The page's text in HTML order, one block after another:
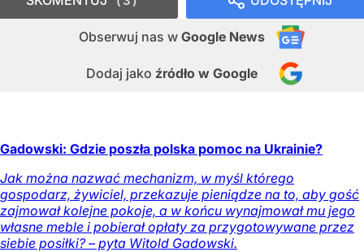
Obserwuj nas w Google News
Dodaj jako źródło w Google
Gadowski: Gdzie poszła polska pomoc na Ukrainie?
Jak można nazwać mechanizm, w myśl którego
gospodarz, żywiciel, przekazuje pieniądze na to, aby gość
zajmował kolejne pokoje, a w końcu wynajmował mu jego
własne meble i pobierał opłaty za przygotowywane przez
siebie posiłki? – pyta Witold Gadowski.